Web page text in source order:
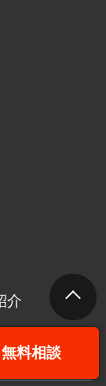
無料相談
介